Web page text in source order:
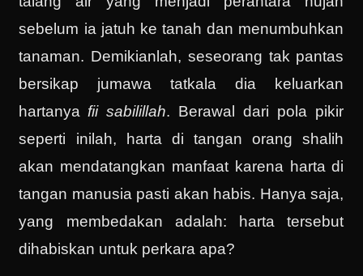
sebelum ia jatuh ke tanah dan menumbuhkan
tanaman. Demikianlah, seseorang tak pantas
bersikap jumawa tatkala dia keluarkan
hartanya fii sabilillah. Berawal dari pola pikir
seperti inilah, harta di tangan orang shalih
akan mendatangkan manfaat karena harta di
tangan manusia pasti akan habis. Hanya saja,
yang membedakan adalah: harta tersebut
dihabiskan untuk perkara apa?